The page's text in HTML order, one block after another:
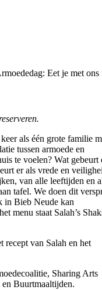
Eet je met ons
als één grote familie
tussen armoede en
te voelen? Wat gebeurt
er als vrede en
van alle leeftijden en
tafel. We doen dit
in Bieb Neude kan
menu staat Salah’s
recept van Salah en het
Sharing Arts
Buurtmaaltijden.